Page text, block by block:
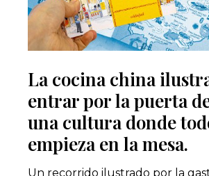
La cocina china
entrar por la puerta
una cultura donde
empieza en la mesa.
Un recorrido ilustrado por la